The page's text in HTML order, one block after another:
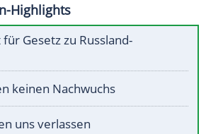
Highlights
Gesetz zu Russland-
keinen Nachwuchs
uns verlassen